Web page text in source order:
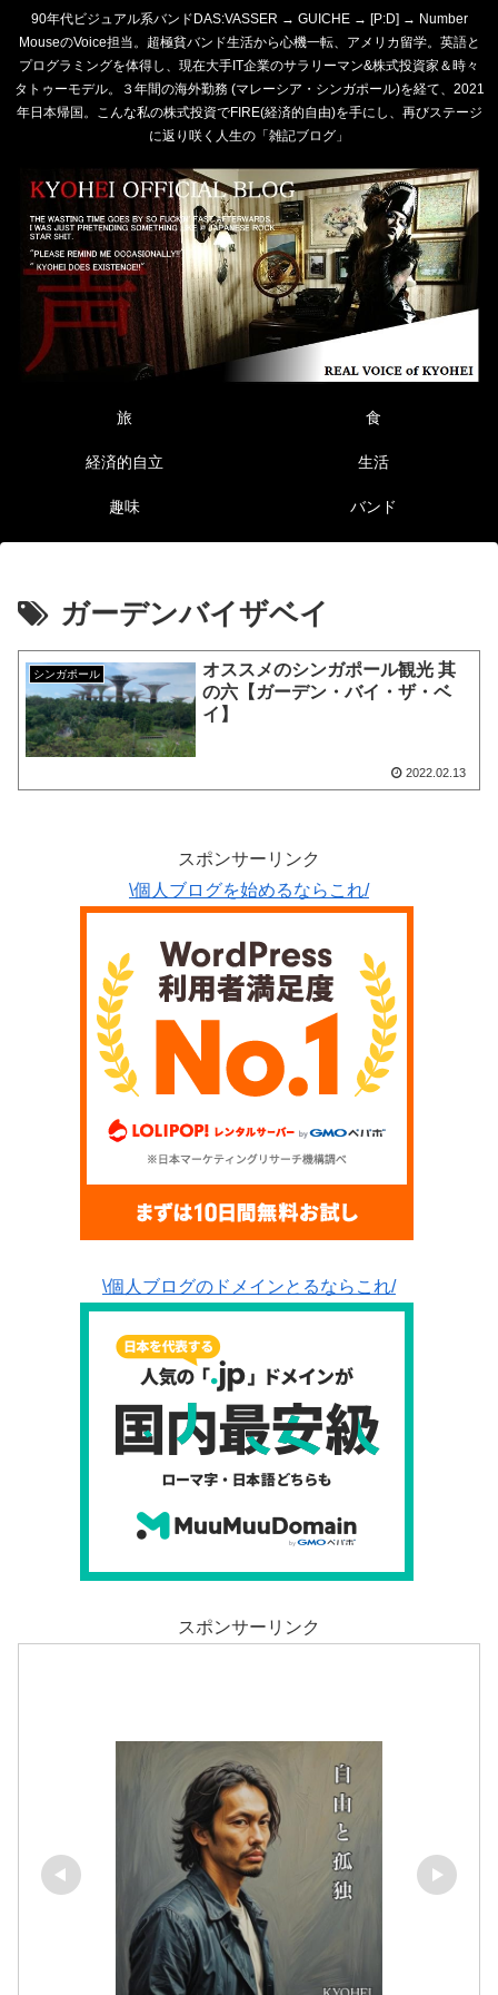
90年代ビジュアル系バンドDAS:VASSER → GUICHE → [P:D] → Number
MouseのVoice担当。超極貧バンド生活から心機一転、アメリカ留学。英語と
プログラミングを体得し、現在大手IT企業のサラリーマン&株式投資家＆時々
タトゥーモデル。３年間の海外勤務 (マレーシア・シンガポール)を経て、2021
年日本帰国。こんな私の株式投資でFIRE(経済的自由)を手にし、再びステージ
に返り咲く人生の「雑記ブログ」
旅 食
経済的自立 生活
趣味 バンド
ガーデンバイザベイ
シンガポール
オススメのシンガポール観光 其
の六【ガーデン・バイ・ザ・ベ
イ】
2022.02.13
スポンサーリンク
\個人ブログを始めるならこれ/
\個人ブログのドメインとるならこれ/
スポンサーリンク